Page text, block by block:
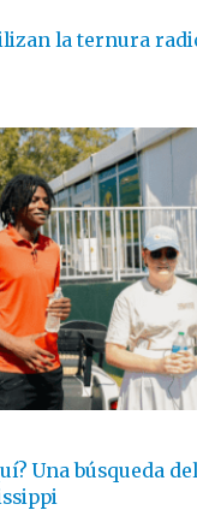
la ternura
Una búsqueda